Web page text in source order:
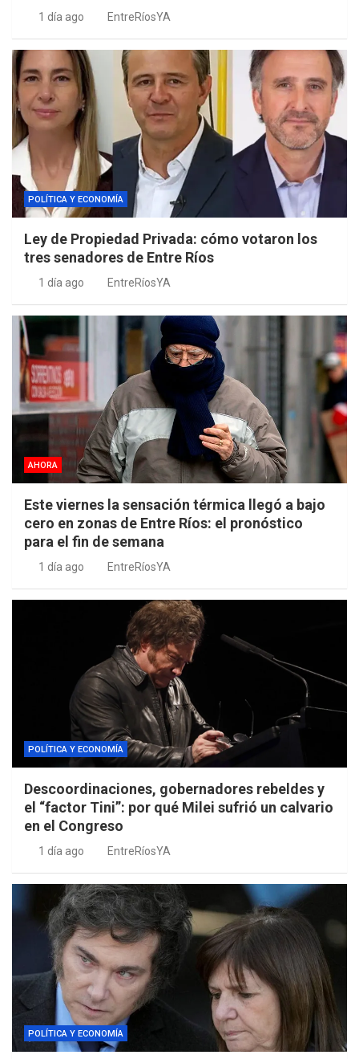
1 día ago EntreRíosYA
POLÍTICA Y ECONOMÍA
Ley de Propiedad Privada: cómo votaron los
tres senadores de Entre Ríos
1 día ago EntreRíosYA
AHORA
Este viernes la sensación térmica llegó a bajo
cero en zonas de Entre Ríos: el pronóstico
para el fin de semana
1 día ago EntreRíosYA
POLÍTICA Y ECONOMÍA
Descoordinaciones, gobernadores rebeldes y
el “factor Tini”: por qué Milei sufrió un calvario
en el Congreso
1 día ago EntreRíosYA
POLÍTICA Y ECONOMÍA